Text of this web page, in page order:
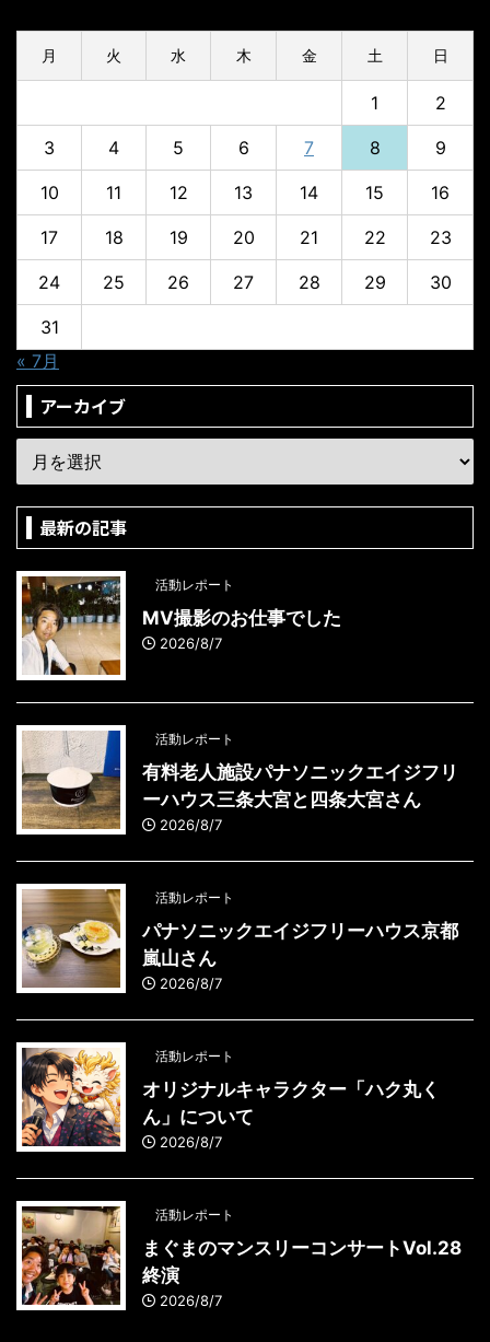
月 火 水 木 金 土 日
1 2
3 4 5 6 7 8 9
10 11 12 13 14 15 16
17 18 19 20 21 22 23
24 25 26 27 28 29 30
31
« 7月
アーカイブ
最新の記事
活動レポート
MV撮影のお仕事でした
2026/8/7
活動レポート
有料老人施設パナソニックエイジフリ
ーハウス三条大宮と四条大宮さん
2026/8/7
活動レポート
パナソニックエイジフリーハウス京都
嵐山さん
2026/8/7
活動レポート
オリジナルキャラクター「ハク丸く
ん」について
2026/8/7
活動レポート
まぐまのマンスリーコンサートVol.28
終演
2026/8/7